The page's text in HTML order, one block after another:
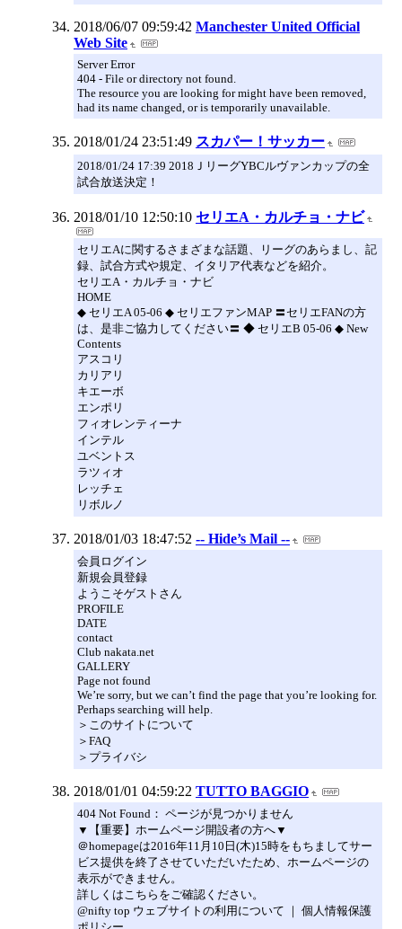
2018/06/07 09:59:42 Manchester United Official
Web Site
Server Error
404 - File or directory not found.
The resource you are looking for might have been removed,
had its name changed, or is temporarily unavailable.
2018/01/24 23:51:49 スカパー！サッカー
2018/01/24 17:39 2018ＪリーグYBCルヴァンカップの全
試合放送決定！
2018/01/10 12:50:10 セリエA・カルチョ・ナビ
セリエAに関するさまざまな話題、リーグのあらまし、記
録、試合方式や規定、イタリア代表などを紹介。
セリエA・カルチョ・ナビ
HOME
◆ セリエA 05-06 ◆ セリエファンMAP 〓セリエFANの方
は、是非ご協力してください〓 ◆ セリエB 05-06 ◆ New
Contents
アスコリ
カリアリ
キエーボ
エンポリ
フィオレンティーナ
インテル
ユベントス
ラツィオ
レッチェ
リボルノ
2018/01/03 18:47:52 -- Hide’s Mail --
会員ログイン
新規会員登録
ようこそゲストさん
PROFILE
DATE
contact
Club nakata.net
GALLERY
Page not found
We’re sorry, but we can’t find the page that you’re looking for.
Perhaps searching will help.
＞このサイトについて
＞FAQ
＞プライバシ
2018/01/01 04:59:22 TUTTO BAGGIO
404 Not Found： ページが見つかりません
▼【重要】ホームページ開設者の方へ▼
＠homepageは2016年11月10日(木)15時をもちましてサー
ビス提供を終了させていただいたため、ホームページの
表示ができません。
詳しくはこちらをご確認ください。
@nifty top ウェブサイトの利用について ｜ 個人情報保護